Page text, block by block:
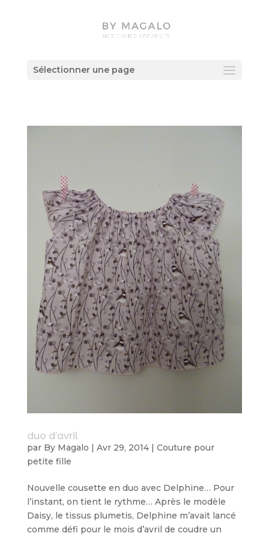
Sélectionner une page
duo d’avril
par By Magalo | Avr 29, 2014| Couture pour
petite fille
Nouvelle cousette en duo avec Delphine… Pour
l’instant, on tient le rythme… Après le modèle
Daisy, le tissus plumetis, Delphine m’avait lancé
comme défi pour le mois d’avril de coudre un